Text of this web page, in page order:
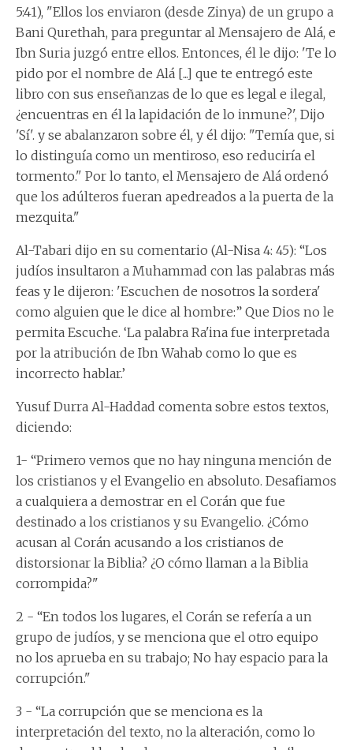
5:41), "Ellos los enviaron (desde Zinya) de un grupo a
Bani Qurethah, para preguntar al Mensajero de Alá, e
Ibn Suria juzgó entre ellos. Entonces, él le dijo: 'Te lo
pido por el nombre de Alá [...] que te entregó este
libro con sus enseñanzas de lo que es legal e ilegal,
¿encuentras en él la lapidación de lo inmune?', Dijo
'Sí'. y se abalanzaron sobre él, y él dijo: "Temía que, si
lo distinguía como un mentiroso, eso reduciría el
tormento." Por lo tanto, el Mensajero de Alá ordenó
que los adúlteros fueran apedreados a la puerta de la
mezquita."
Al-Tabari dijo en su comentario (Al-Nisa 4: 45): “Los
judíos insultaron a Muhammad con las palabras más
feas y le dijeron: 'Escuchen de nosotros la sordera'
como alguien que le dice al hombre:” Que Dios no le
permita Escuche. ‘La palabra Ra'ina fue interpretada
por la atribución de Ibn Wahab como lo que es
incorrecto hablar.’
Yusuf Durra Al-Haddad comenta sobre estos textos,
diciendo:
1- “Primero vemos que no hay ninguna mención de
los cristianos y el Evangelio en absoluto. Desafiamos
a cualquiera a demostrar en el Corán que fue
destinado a los cristianos y su Evangelio. ¿Cómo
acusan al Corán acusando a los cristianos de
distorsionar la Biblia? ¿O cómo llaman a la Biblia
corrompida?"
2 - “En todos los lugares, el Corán se refería a un
grupo de judíos, y se menciona que el otro equipo
no los aprueba en su trabajo; No hay espacio para la
corrupción."
3 - “La corrupción que se menciona es la
interpretación del texto, no la alteración, como lo